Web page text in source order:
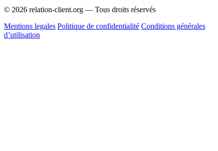
© 2026 relation-client.org — Tous droits réservés
Mentions legales Politique de confidentialité Conditions générales
d’utilisation